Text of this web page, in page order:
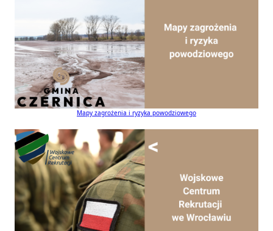
Mapy zagrożenia i ryzyka powodziowego